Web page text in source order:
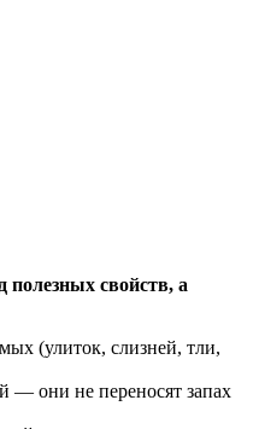
свойств, а
(улиток, слизней, тли,
— они не переносят запах